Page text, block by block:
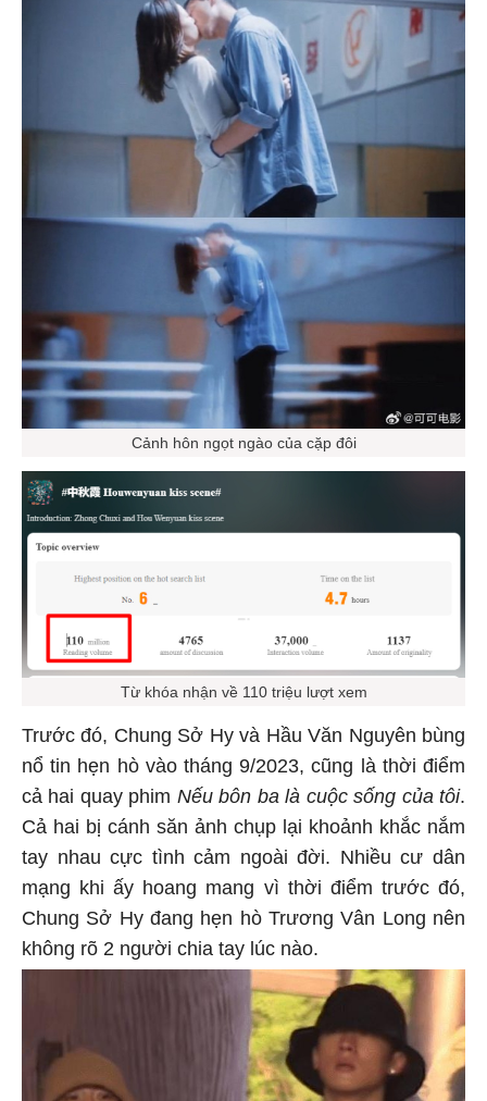
Cảnh hôn ngọt ngào của cặp đôi
Từ khóa nhận về 110 triệu lượt xem
Trước đó, Chung Sở Hy và Hầu Văn Nguyên bùng
nổ tin hẹn hò vào tháng 9/2023, cũng là thời điểm
cả hai quay phim Nếu bôn ba là cuộc sống của tôi.
Cả hai bị cánh săn ảnh chụp lại khoảnh khắc nắm
tay nhau cực tình cảm ngoài đời. Nhiều cư dân
mạng khi ấy hoang mang vì thời điểm trước đó,
Chung Sở Hy đang hẹn hò Trương Vân Long nên
không rõ 2 người chia tay lúc nào.